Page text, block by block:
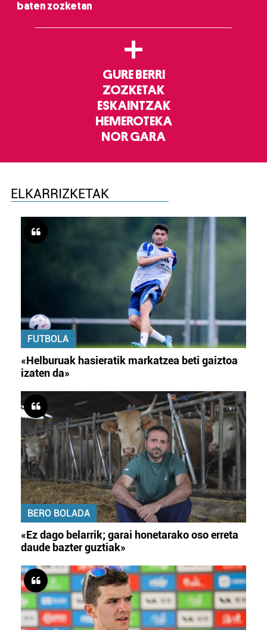
baten zozketan
+
GURE BERRI
ZOZKETAK
ESKAINTZAK
HEMEROTEKA
NOR GARA
ELKARRIZKETAK
FUTBOLA
«Helburuak hasieratik markatzea beti gaiztoa
izaten da»
BERO BOLADA
«Ez dago belarrik; garai honetarako oso erreta
daude bazter guztiak»